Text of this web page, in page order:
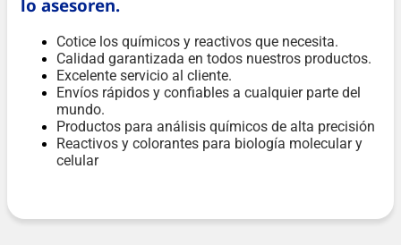
lo asesoren.
Cotice los químicos y reactivos que necesita.
Calidad garantizada en todos nuestros productos.
Excelente servicio al cliente.
Envíos rápidos y confiables a cualquier parte del
mundo.
Productos para análisis químicos de alta precisión
Reactivos y colorantes para biología molecular y
celular